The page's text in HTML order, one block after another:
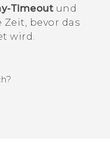
Timeout und
bevor das
wird.